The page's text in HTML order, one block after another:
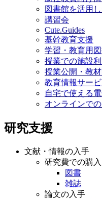
図書館を活用
講習会
Cute.Guides
基幹教育支援
学習・教育用
授業での施設
授業公開・教
教育情報サー
自宅で使える
オンラインで
研究支援
文献・情報の入手
研究費での購入
図書
雑誌
論文の入手